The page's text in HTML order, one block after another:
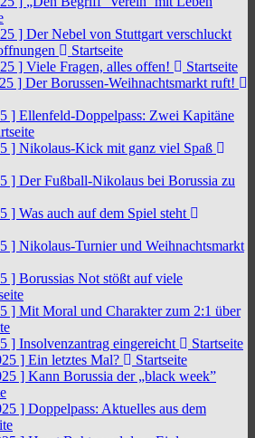
] Der Nebel von Stuttgart verschluckt
Startseite
] Viele Fragen, alles offen!
Startseite
] Der Borussen-Weihnachtsmarkt ruft!
] Ellenfeld-Doppelpass: Zwei Kapitäne
] Nikolaus-Kick mit ganz viel Spaß
] Der Fußball-Nikolaus bei Borussia zu
] Was auch auf dem Spiel steht
] Nikolaus-Turnier und Weihnachtsmarkt
] Borussias Not stößt auf viele
] Mit Moral und Charakter zum 2:1 über
] Insolvenzantrag eingereicht
Startseite
] Ein letztes Mal?
Startseite
] Kann Borussia der „black week”
] Doppelpass: Aktuelles aus dem